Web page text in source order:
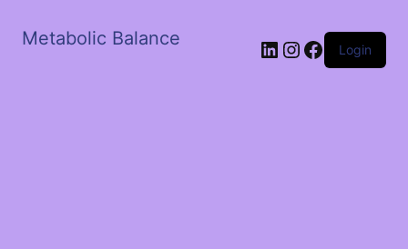
Metabolic Balance LinkedIn
Instagram
Facebook
Login